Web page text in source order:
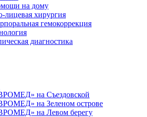
на дому
лицевая хирургия
гемокоррекция
диагностика
на Съездовской
на Зеленом острове
на Левом берегу